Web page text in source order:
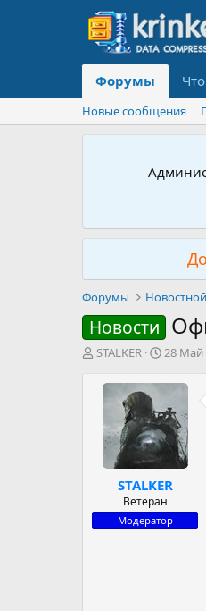
Форумы
Новые сообщения
Форумы
Новости
А
м
STALKER
Д
т
н
а
ч
л
а
28 Май
STALKER
Ветеран
Модератор